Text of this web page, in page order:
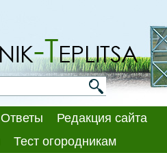
Ответы
Редакция сайта
Тест огородникам